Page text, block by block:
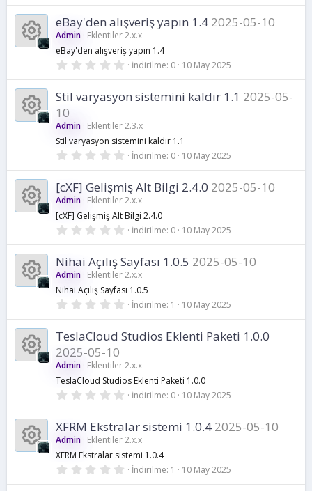
u
k
o
u
a
k
i
k
o
u
a
y
n
a
i
k
o
n
u
0
0
y
ı
l
d
z
a
y
a
k
i
k
o
n
u
eBay'den alışveriş yapın 1.4 2025-05-10
Admin Eklentiler 2.x.x
eBay'den alışveriş yapın 1.4
0
0
0
y
l
d
ı
z
İndirilme 0 10 May 2025
a
y
a
k
i
k
o
u
Stil varyasyon sistemini kaldır 1.1 2025-05-
10
Admin Eklentiler 2.3.x
Stil varyasyon sistemini kaldır 1.1
0
0
0
y
ı
l
d
z
İndirilme 0 10 May 2025
a
y
n
a
i
k
o
[cXF] Gelişmiş Alt Bilgi 2.4.0 2025-05-10
Admin Eklentiler 2.x.x
[cXF] Gelişmiş Alt Bilgi 2.4.0
0
0
0
y
ı
l
d
z
İndirilme 0 10 May 2025
a
y
a
k
i
Nihai Açılış Sayfası 1.0.5 2025-05-10
Admin Eklentiler 2.x.x
Nihai Açılış Sayfası 1.0.5
0
0
0
y
l
d
ı
z
İndirilme 1 10 May 2025
a
y
TeslaCloud Studios Eklenti Paketi 1.0.0
2025-05-10
Admin Eklentiler 2.x.x
TeslaCloud Studios Eklenti Paketi 1.0.0
0
0
0
y
ı
l
d
z
İndirilme 0 10 May 2025
XFRM Ekstralar sistemi 1.0.4 2025-05-10
Admin Eklentiler 2.x.x
XFRM Ekstralar sistemi 1.0.4
0
0
İndirilme 1 10 May 2025